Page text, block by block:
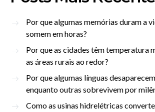
Por que algumas memórias duram a
somem em horas?
Por que as cidades têm temperatura
as áreas rurais ao redor?
Por que algumas línguas
enquanto outras sobrevivem por
Como as usinas hidrelétricas